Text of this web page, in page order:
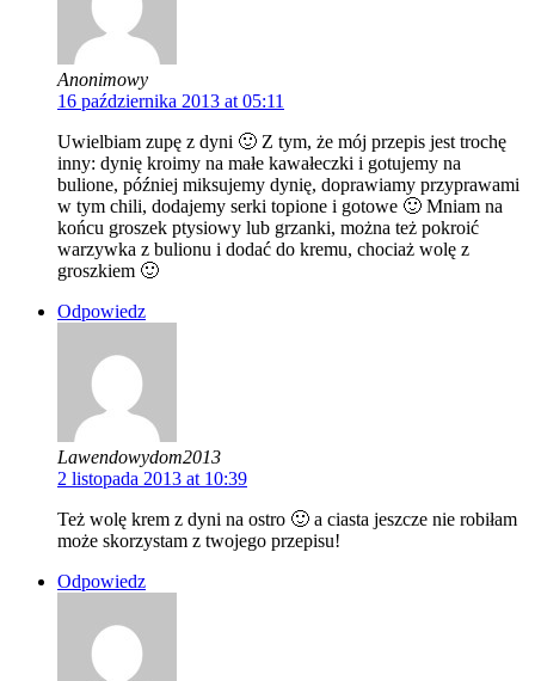
Anonimowy
16 października 2013 at 05:11
Uwielbiam zupę z dyni 🙂 Z tym, że mój przepis jest trochę
inny: dynię kroimy na małe kawałeczki i gotujemy na
bulione, później miksujemy dynię, doprawiamy przyprawami
w tym chili, dodajemy serki topione i gotowe 🙂 Mniam na
końcu groszek ptysiowy lub grzanki, można też pokroić
warzywka z bulionu i dodać do kremu, chociaż wolę z
groszkiem 🙂
Odpowiedz
Lawendowydom2013
2 listopada 2013 at 10:39
Też wolę krem z dyni na ostro 🙂 a ciasta jeszcze nie robiłam
może skorzystam z twojego przepisu!
Odpowiedz